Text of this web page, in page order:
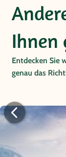
Ihnen
Entdecken Sie
genau das